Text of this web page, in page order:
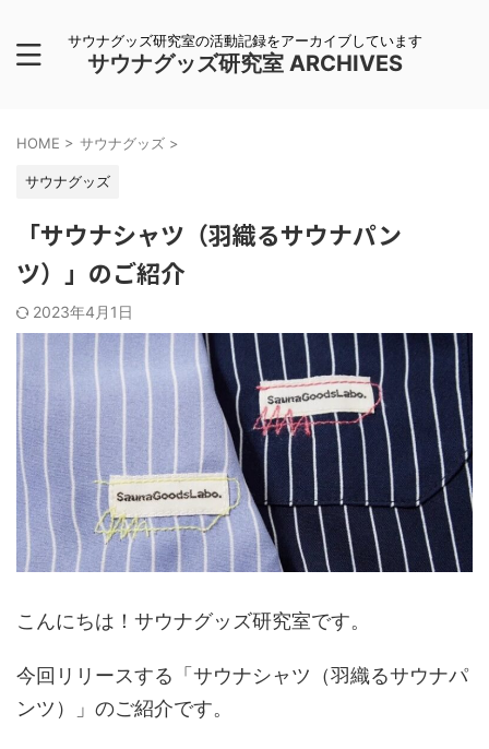
サウナグッズ研究室の活動記録をアーカイブしています
サウナグッズ研究室 ARCHIVES
HOME > サウナグッズ >
サウナグッズ
「サウナシャツ（羽織るサウナパン
ツ）」のご紹介
2023年4月1日
こんにちは！サウナグッズ研究室です。
今回リリースする「サウナシャツ（羽織るサウナパ
ンツ）」のご紹介です。